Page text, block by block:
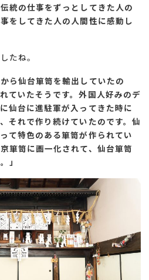
統の仕事をずっとしてきた人の
をしてきた人の人間性に感動し
たね。
ら仙台箪笥を輸出していたの
ていたそうです。外国人好みのデ
仙台に進駐軍が入ってきた時に
それで作り続けていたのです。仙
て特色のある箪笥が作られてい
箪笥に画一化されて、仙台箪笥
」